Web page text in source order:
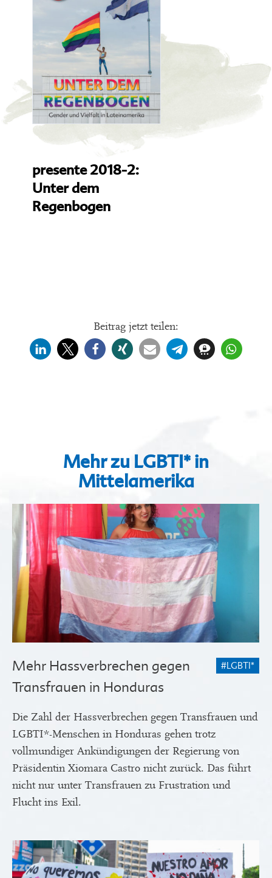
presente 2018-2:
Unter dem
Regenbogen
Beitrag jetzt teilen:
Mehr zu LGBTI* in
Mittelamerika
#LGBTI*
Mehr Hassverbrechen gegen
Transfrauen in Honduras
Die Zahl der Hassverbrechen gegen Transfrauen und
LGBTI*-Menschen in Honduras gehen trotz
vollmundiger Ankündigungen der Regierung von
Präsidentin Xiomara Castro nicht zurück. Das führt
nicht nur unter Transfrauen zu Frustration und
Flucht ins Exil.